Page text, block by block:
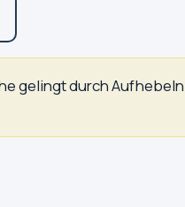
gelingt durch